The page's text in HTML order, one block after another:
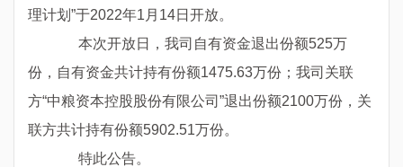
理计划”于2022年1月14日开放。
本次开放日，我司自有资金退出份额525万
份，自有资金共计持有份额1475.63万份；我司关联
方“中粮资本控股股份有限公司”退出份额2100万份，关
联方共计持有份额5902.51万份。
特此公告。